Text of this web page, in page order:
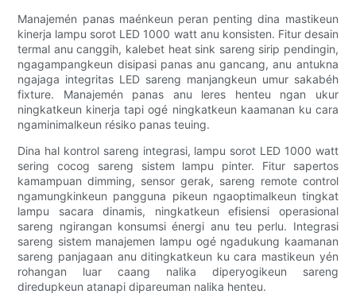
Manajemén panas maénkeun peran penting dina mastikeun
kinerja lampu sorot LED 1000 watt anu konsisten. Fitur desain
termal anu canggih, kalebet heat sink sareng sirip pendingin,
ngagampangkeun disipasi panas anu gancang, anu antukna
ngajaga integritas LED sareng manjangkeun umur sakabéh
fixture. Manajemén panas anu leres henteu ngan ukur
ningkatkeun kinerja tapi ogé ningkatkeun kaamanan ku cara
ngaminimalkeun résiko panas teuing.
Dina hal kontrol sareng integrasi, lampu sorot LED 1000 watt
sering cocog sareng sistem lampu pinter. Fitur sapertos
kamampuan dimming, sensor gerak, sareng remote control
ngamungkinkeun pangguna pikeun ngaoptimalkeun tingkat
lampu sacara dinamis, ningkatkeun efisiensi operasional
sareng ngirangan konsumsi énergi anu teu perlu. Integrasi
sareng sistem manajemen lampu ogé ngadukung kaamanan
sareng panjagaan anu ditingkatkeun ku cara mastikeun yén
rohangan luar caang nalika diperyogikeun sareng
diredupkeun atanapi dipareuman nalika henteu.